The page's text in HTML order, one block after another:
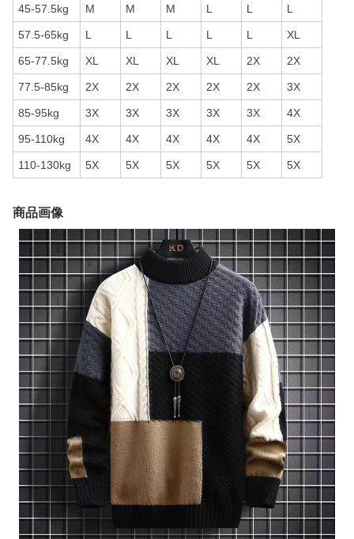
45-57.5kg M M M L L L
57.5-65kg L L L L L XL
65-77.5kg XL XL XL XL 2X 2X
77.5-85kg 2X 2X 2X 2X 2X 3X
85-95kg 3X 3X 3X 3X 3X 4X
95-110kg 4X 4X 4X 4X 4X 5X
110-130kg 5X 5X 5X 5X 5X 5X
商品画像